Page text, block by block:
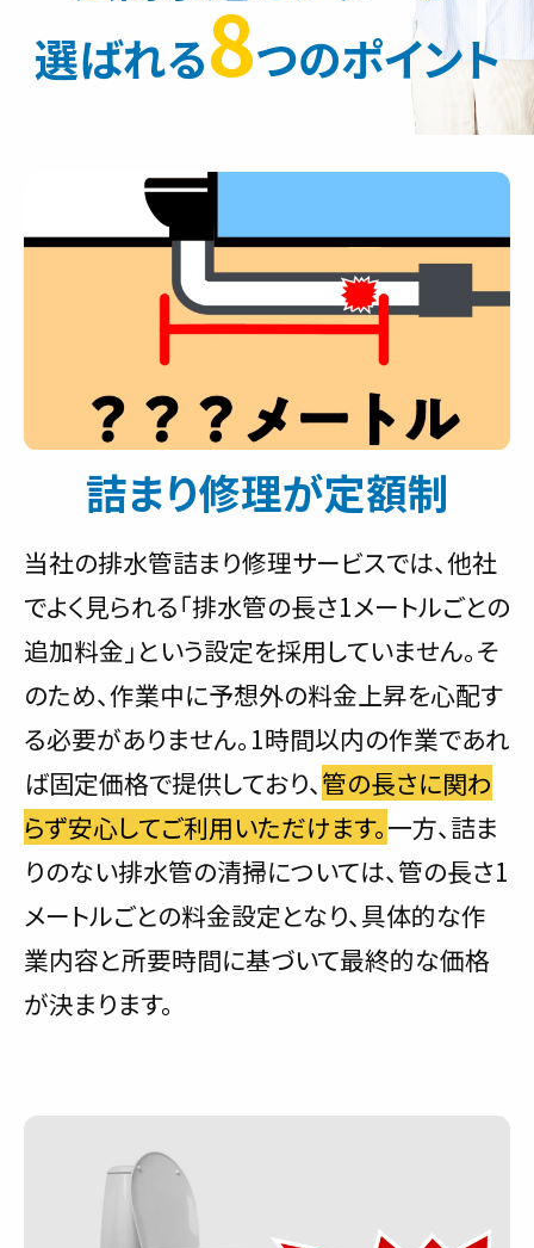
選ばれる8つのポイント
詰まり修理が定額制
当社の排水管詰まり修理サービスでは、他社
でよく見られる「排水管の長さ1メートルごとの
追加料金」という設定を採用していません。そ
のため、作業中に予想外の料金上昇を心配す
る必要がありません。1時間以内の作業であれ
ば固定価格で提供しており、管の長さに関わ
らず安心してご利用いただけます。一方、詰ま
りのない排水管の清掃については、管の長さ1
メートルごとの料金設定となり、具体的な作
業内容と所要時間に基づいて最終的な価格
が決まります。